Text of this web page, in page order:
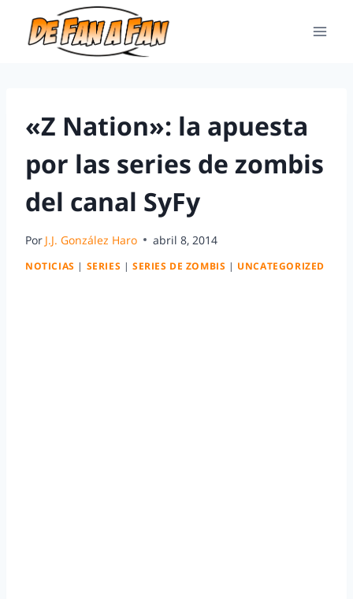
«Z Nation»: la apuesta
por las series de zombis
del canal SyFy
Por J.J. González Haro abril 8, 2014
NOTICIAS | SERIES | SERIES DE ZOMBIS | UNCATEGORIZED